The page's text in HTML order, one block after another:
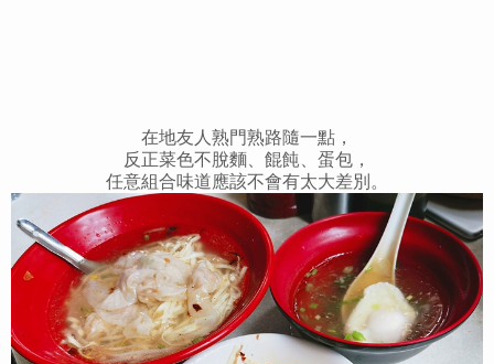
在地友人熟門熟路隨一點，
反正菜色不脫麵、餛飩、蛋包，
任意組合味道應該不會有太大差別。